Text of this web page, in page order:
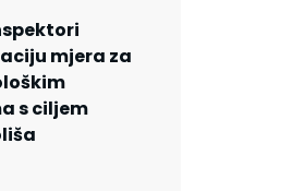
mjera za
s ciljem